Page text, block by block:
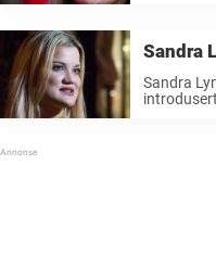
Sandra
Sandra